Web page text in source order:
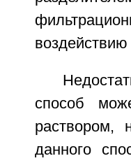
воздействию
способ
раствором,
данного